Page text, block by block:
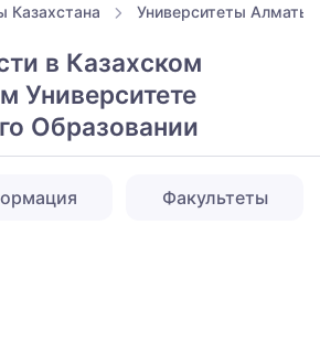
Казахстана Университеты Алматы
в Казахском
Университете
Образовании
Факультеты